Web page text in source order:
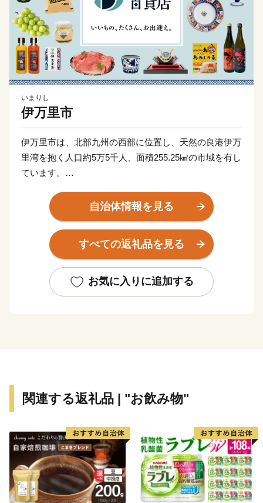
いまりし
伊万里市
伊万里市は、北部九州の西部に位置し、天然の良港伊万
里湾を抱く人口約5万5千人、面積255.25㎢の市域を有し
ています。
古伊万里や石炭の積出港として栄え、「古伊万里文化」
の香りが漂う焼き物などを市内の随所で見ることができ
る風光明媚なまちです。
かく、とろけるほどの美味しさです。由緒ある枝肉共励
会で多くの賞に輝くなど、伊万里を代表する特産物で
自治体情報を見る
すべての返礼品を見る
お気に入りに追加する
関連する返礼品 | "お飲み物"